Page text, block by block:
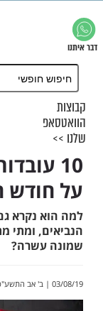
חשון
ומתי מתחילים